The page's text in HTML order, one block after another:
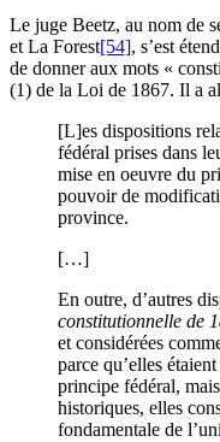
Le juge Beetz, au nom de
et La Forest[54], s’est
de donner aux mots «
(1) de la Loi de 1867. Il a
[L]es dispositions
fédéral prises dans
mise en oeuvre du
pouvoir de
province.
[…]
En outre, d’autres
constitutionnelle de
et considérées
parce qu’elles
principe fédéral,
historiques, elles
fondamentale de